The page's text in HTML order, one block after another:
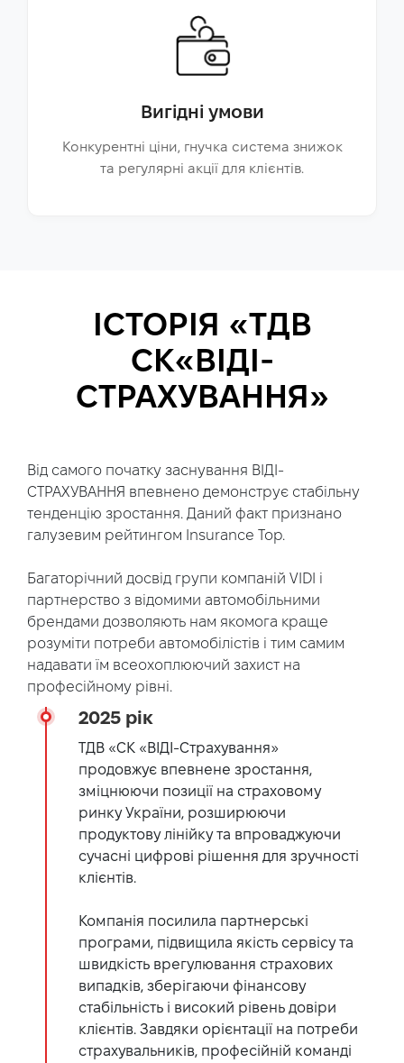
Вигідні умови
Конкурентні ціни, гнучка система знижок
та регулярні акції для клієнтів.
ІСТОРІЯ «ТДВ
СК«ВІДІ-
СТРАХУВАННЯ»
Від самого початку заснування ВІДІ-
СТРАХУВАННЯ впевнено демонструє стабільну
тенденцію зростання. Даний факт признано
галузевим рейтингом Insurance Top.
Багаторічний досвід групи компаній VIDI і
партнерство з відомими автомобільними
брендами дозволяють нам якомога краще
розуміти потреби автомобілістів і тим самим
надавати їм всеохоплюючий захист на
професійному рівні.
2025 рік
ТДВ «СК «ВІДІ-Страхування»
продовжує впевнене зростання,
зміцнюючи позиції на страховому
ринку України, розширюючи
продуктову лінійку та впроваджуючи
сучасні цифрові рішення для зручності
клієнтів.
Компанія посилила партнерські
програми, підвищила якість сервісу та
швидкість врегулювання страхових
випадків, зберігаючи фінансову
стабільність і високий рівень довіри
клієнтів. Завдяки орієнтації на потреби
страхувальників, професійній команді